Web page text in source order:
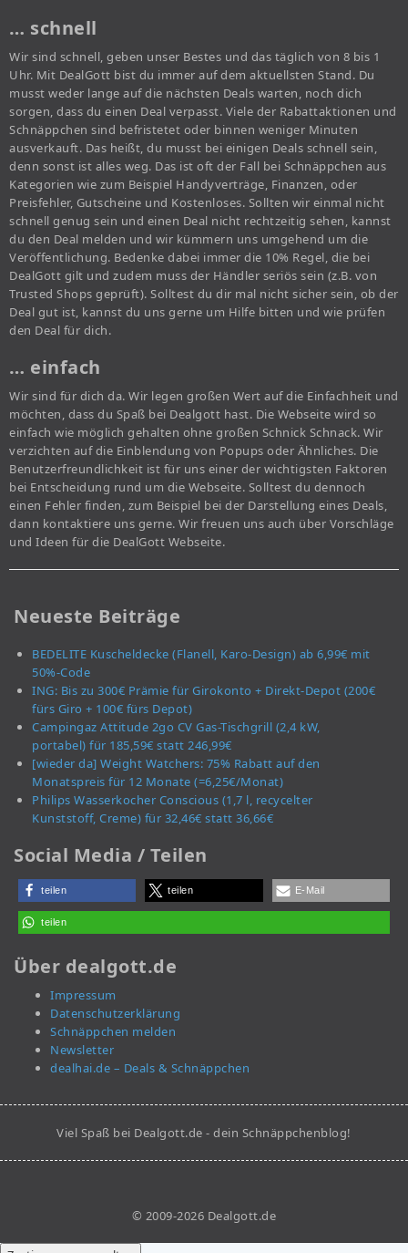
… schnell
Wir sind schnell, geben unser Bestes und das täglich von 8 bis 1
Uhr. Mit DealGott bist du immer auf dem aktuellsten Stand. Du
musst weder lange auf die nächsten Deals warten, noch dich
sorgen, dass du einen Deal verpasst. Viele der Rabattaktionen und
Schnäppchen sind befristetet oder binnen weniger Minuten
ausverkauft. Das heißt, du musst bei einigen Deals schnell sein,
denn sonst ist alles weg. Das ist oft der Fall bei Schnäppchen aus
Kategorien wie zum Beispiel Handyverträge, Finanzen, oder
Preisfehler, Gutscheine und Kostenloses. Sollten wir einmal nicht
schnell genug sein und einen Deal nicht rechtzeitig sehen, kannst
du den Deal melden und wir kümmern uns umgehend um die
Veröffentlichung. Bedenke dabei immer die 10% Regel, die bei
DealGott gilt und zudem muss der Händler seriös sein (z.B. von
Trusted Shops geprüft). Solltest du dir mal nicht sicher sein, ob der
Deal gut ist, kannst du uns gerne um Hilfe bitten und wie prüfen
den Deal für dich.
… einfach
Wir sind für dich da. Wir legen großen Wert auf die Einfachheit und
möchten, dass du Spaß bei Dealgott hast. Die Webseite wird so
einfach wie möglich gehalten ohne großen Schnick Schnack. Wir
verzichten auf die Einblendung von Popups oder Ähnliches. Die
Benutzerfreundlichkeit ist für uns einer der wichtigsten Faktoren
bei Entscheidung rund um die Webseite. Solltest du dennoch
einen Fehler finden, zum Beispiel bei der Darstellung eines Deals,
dann kontaktiere uns gerne. Wir freuen uns auch über Vorschläge
und Ideen für die DealGott Webseite.
Neueste Beiträge
BEDELITE Kuscheldecke (Flanell, Karo-Design) ab 6,99€ mit
50%-Code
ING: Bis zu 300€ Prämie für Girokonto + Direkt-Depot (200€
fürs Giro + 100€ fürs Depot)
Campingaz Attitude 2go CV Gas-Tischgrill (2,4 kW,
portabel) für 185,59€ statt 246,99€
[wieder da] Weight Watchers: 75% Rabatt auf den
Monatspreis für 12 Monate (=6,25€/Monat)
Philips Wasserkocher Conscious (1,7 l, recycelter
Kunststoff, Creme) für 32,46€ statt 36,66€
Social Media / Teilen
teilen teilen E-Mail
teilen
Über dealgott.de
Impressum
Datenschutzerklärung
Schnäppchen melden
Newsletter
dealhai.de – Deals & Schnäppchen
Viel Spaß bei Dealgott.de - dein Schnäppchenblog!
© 2009-2026 Dealgott.de